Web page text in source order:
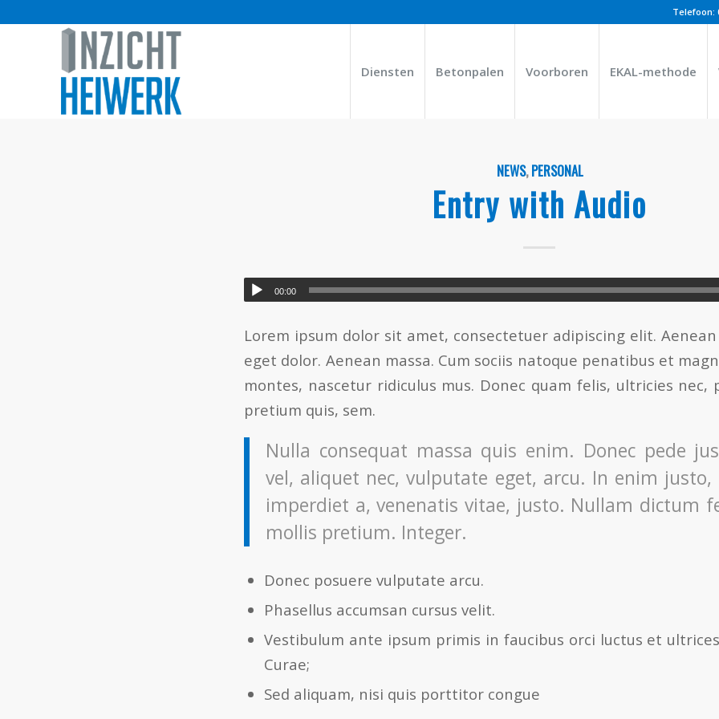
Telefoon:
Diensten Betonpalen Voorboren EKAL-methode
NEWS,PERSONAL
Entry with Audio
00:00
Lorem ipsum dolor sit amet, consectetuer adipiscing elit.
eget dolor. Aenean massa. Cum sociis natoque penatibus et
montes, nascetur ridiculus mus. Donec quam felis, ultricies nec,
pretium quis, sem.
Nulla consequat massa quis enim. Donec pede
vel, aliquet nec, vulputate eget, arcu. In enim
imperdiet a, venenatis vitae, justo. Nullam dictum
mollis pretium. Integer.
Donec posuere vulputate arcu.
Phasellus accumsan cursus velit.
Vestibulum ante ipsum primis in faucibus orci luctus et
Curae;
Sed aliquam, nisi quis porttitor congue